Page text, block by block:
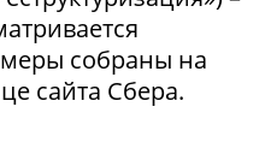
собраны на
сайта Сбера.